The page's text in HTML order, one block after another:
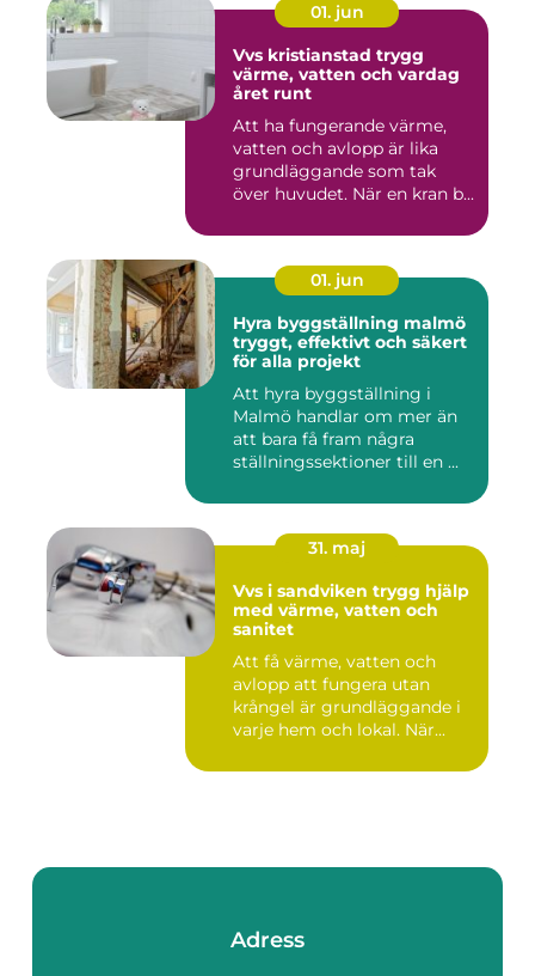
01. jun
Vvs kristianstad trygg
värme, vatten och vardag
året runt
Att ha fungerande värme,
vatten och avlopp är lika
grundläggande som tak
över huvudet. När en kran b...
01. jun
Hyra byggställning malmö
tryggt, effektivt och säkert
för alla projekt
Att hyra byggställning i
Malmö handlar om mer än
att bara få fram några
ställningssektioner till en ...
31. maj
Vvs i sandviken trygg hjälp
med värme, vatten och
sanitet
Att få värme, vatten och
avlopp att fungera utan
krångel är grundläggande i
varje hem och lokal. När...
Adress